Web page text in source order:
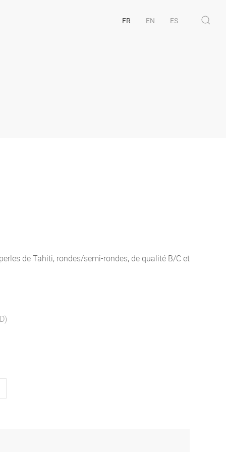
FR EN ES
de Tahiti, rondes/semi-rondes, de qualité B/C et